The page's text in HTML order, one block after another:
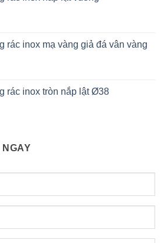
rác inox mạ vàng giả đá vân vàng
rác inox tròn nắp lật Ø38